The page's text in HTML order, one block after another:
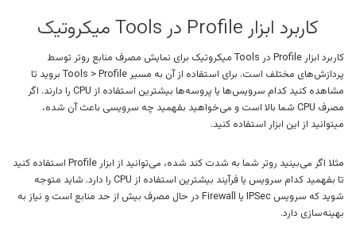
کاربرد ابزار Profile در Tools میکروتیک
کاربرد ابزار Profile در Tools میکروتیک برای نمایش مصرف منابع روتر توسط
پردازش‌های مختلف است. برای استفاده از آن به مسیر Tools > Profile بروید تا
مشاهده کنید کدام سرویس‌ها یا پروسه‌ها بیشترین استفاده از CPU را دارند. اگر
مصرف CPU شما بالا است و می‌خواهید بفهمید چه سرویسی باعث آن شده،
میتوانید از این ابزار استفاده کنید.
مثلا اگر می‌بینید روتر شما به شدت کند شده، می‌توانید از ابزار Profile استفاده کنید
تا بفهمید کدام سرویس یا فرآیند بیشترین استفاده از CPU را دارد. شاید متوجه
شوید که سرویس IPSec یا Firewall در حال مصرف بیش از حد منابع است و نیاز به
بهینه‌سازی دارد.